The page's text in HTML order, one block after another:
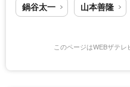
鍋谷太一 山本善隆
このページはWEBザテレ